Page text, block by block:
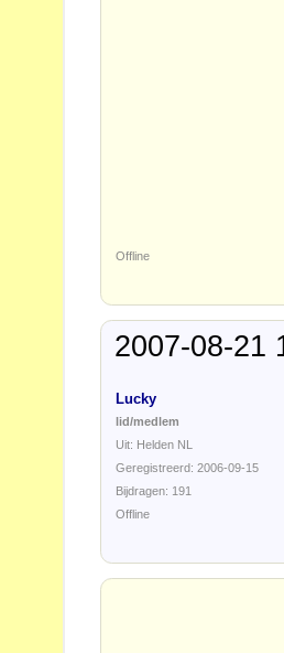
Offline
2007-08-21
Lucky
lid/medlem
Uit: Helden NL
Geregistreerd: 2006-09-15
Bijdragen: 191
Offline